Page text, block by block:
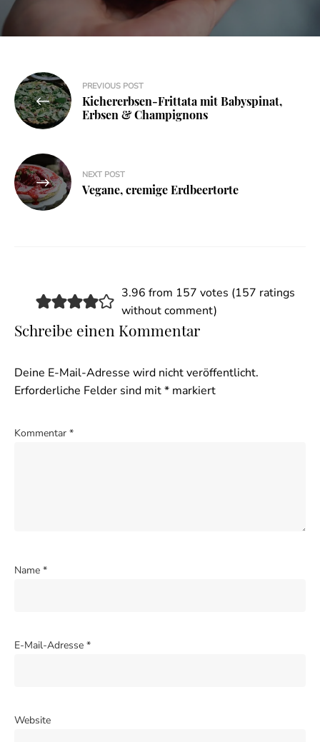
Beitragsnavigation
PREVIOUS POST
Kichererbsen-Frittata mit Babyspinat,
Erbsen & Champignons
NEXT POST
Vegane, cremige Erdbeertorte
3.96 from 157 votes (157 ratings
without comment)
Schreibe einen Kommentar
Deine E-Mail-Adresse wird nicht veröffentlicht.
Erforderliche Felder sind mit* markiert
Kommentar *
Name *
E-Mail-Adresse *
Website